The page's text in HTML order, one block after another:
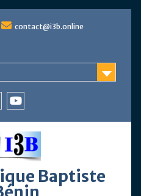
contact@i3b.online
Youtube
Baptiste